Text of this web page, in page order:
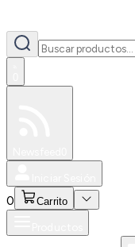
0 Carrito